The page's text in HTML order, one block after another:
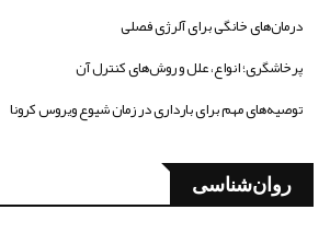
درمان‌های خانگی برای آلرژی فصلی
پرخاشگری؛ انواع، علل و روش‌های کنترل آن
توصیه‌های مهم برای بارداری در زمان شیوع ویروس کرونا
روان‌شناسی